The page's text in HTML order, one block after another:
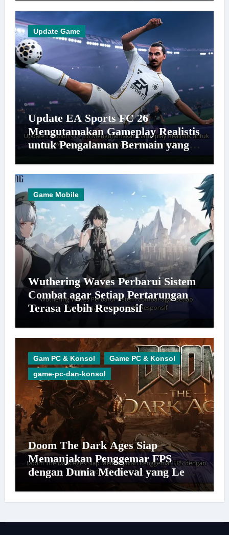
Update Game
Update EA Sports FC 26
Mengutamakan Gameplay Realistis
untuk Pengalaman Bermain yang
Game Mobile
Wuthering Waves Perbarui Sistem
Combat agar Setiap Pertarungan
Terasa Lebih Responsif
Gam PC & Konsol
Game PC & Konsol
game-pc-dan-konsol
Doom The Dark Ages Siap
Memanjakan Penggemar FPS
dengan Dunia Medieval yang Lebih